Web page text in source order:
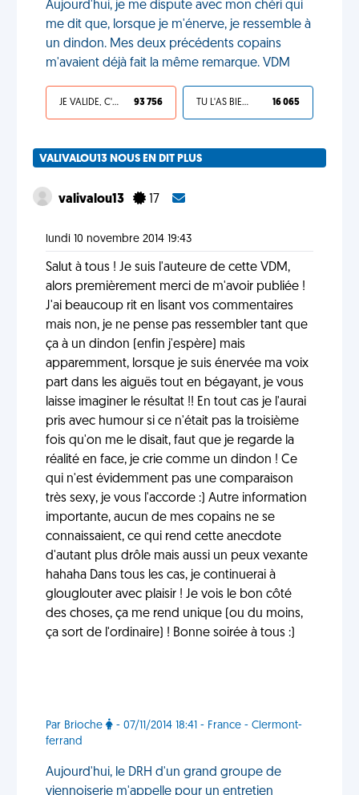
Aujourd'hui, je me dispute avec mon chéri qui
me dit que, lorsque je m'énerve, je ressemble à
un dindon. Mes deux précédents copains
m'avaient déjà fait la même remarque. VDM
JE VALIDE, C'EST UNE VDM 93 756 TU L'AS BIEN MÉRITÉ 16 065
VALIVALOU13 NOUS EN DIT PLUS
valivalou13 17
lundi 10 novembre 2014 19:43
Salut à tous ! Je suis l'auteure de cette VDM,
alors premièrement merci de m'avoir publiée !
J'ai beaucoup rit en lisant vos commentaires
mais non, je ne pense pas ressembler tant que
ça à un dindon (enfin j'espère) mais
apparemment, lorsque je suis énervée ma voix
part dans les aiguës tout en bégayant, je vous
laisse imaginer le résultat !! En tout cas je l'aurai
pris avec humour si ce n'était pas la troisième
fois qu'on me le disait, faut que je regarde la
réalité en face, je crie comme un dindon ! Ce
qui n'est évidemment pas une comparaison
très sexy, je vous l'accorde :) Autre information
importante, aucun de mes copains ne se
connaissaient, ce qui rend cette anecdote
d'autant plus drôle mais aussi un peux vexante
hahaha Dans tous les cas, je continuerai à
glouglouter avec plaisir ! Je vois le bon côté
des choses, ça me rend unique (ou du moins,
ça sort de l'ordinaire) ! Bonne soirée à tous :)
Par Brioche
- 07/11/2014 18:41 - France - Clermont-
ferrand
Aujourd'hui, le DRH d'un grand groupe de
viennoiserie m'appelle pour un entretien